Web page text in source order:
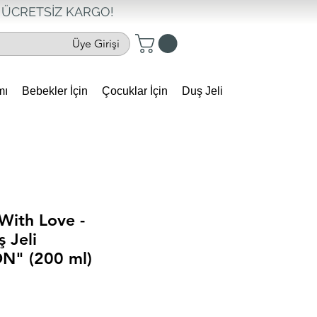
ÜCRETSİZ KARGO!
Üye Girişi
Bebekler İçin Çocuklar İçin Duş Jeli
Love -
Jeli
(200 ml)